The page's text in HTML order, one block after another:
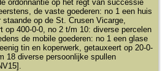
ordonnantie op het regt van successie
de vaste goederen: no 1 een huis
staande op de St. Crusen Vicarge,
op 400-0-0, no 2 t/m 10: diverse percelen
de mobile goederen: no 1 een glase
tin en koperwerk, getauxeert op 20-0-
18 diverse persoonlijke spullen